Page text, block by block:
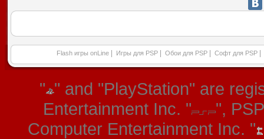
Flash игры onLine Игры для PSP Обои для PSP Софт для PSP
" " and "PlayStation" are
Entertainment Inc. "
",
Computer Entertainment Inc. "